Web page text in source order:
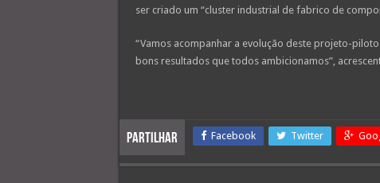
ser criado um “cluster industrial de fabrico de
“Vamos acompanhar a evolução deste projeto-
bons resultados que todos ambicionamos”,
Partilhar Facebook Twitter